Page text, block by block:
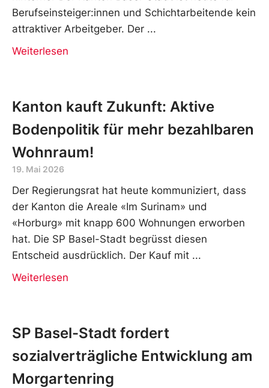
Berufseinsteiger:innen und Schichtarbeitende kein
attraktiver Arbeitgeber. Der
Weiterlesen
Kanton kauft Zukunft: Aktive
Bodenpolitik für mehr bezahlbaren
Wohnraum!
19. Mai 2026
Der Regierungsrat hat heute kommuniziert, dass
der Kanton die Areale «Im Surinam» und
«Horburg» mit knapp 600 Wohnungen erworben
hat. Die SP Basel-Stadt begrüsst diesen
Entscheid ausdrücklich. Der Kauf mit
Weiterlesen
SP Basel-Stadt fordert
sozialverträgliche Entwicklung am
Morgartenring